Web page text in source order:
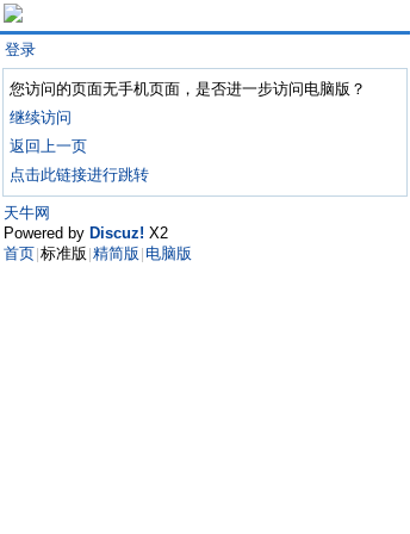
登录
您访问的页面无手机页面，是否进一步访问电脑版？
继续访问
返回上一页
点击此链接进行跳转
天牛网
Powered by Discuz! X2
首页 标准版 精简版 电脑版